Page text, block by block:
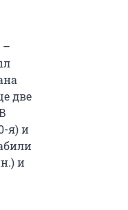
–
две
я) и
и